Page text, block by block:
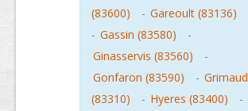
(83600)
- Gareoult (83136)
- Gassin (83580)
-
Ginasservis (83560)
-
Gonfaron (83590)
- Grimaud
(83310)
- Hyeres (83400)
-